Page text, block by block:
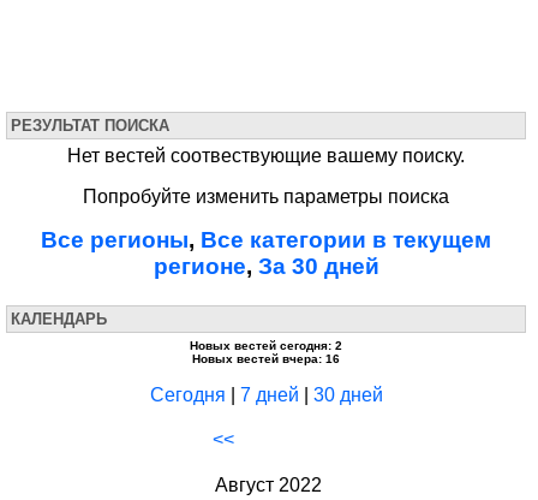
РЕЗУЛЬТАТ ПОИСКА
Нет вестей соотвествующие вашему поиску.
Попробуйте изменить параметры поиска
Все регионы, Все категории в текущем
регионе, За 30 дней
КАЛЕНДАРЬ
Новых вестей сегодня: 2
Новых вестей вчера: 16
Сегодня 7 дней 30 дней
<<
Август 2022